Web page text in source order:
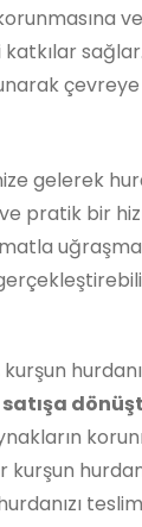
çevreye
gelerek
ve pratik bir
kurşun
satışa
kurşun